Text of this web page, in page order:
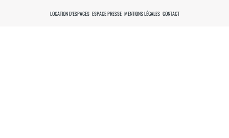
LOCATION D’ESPACES ESPACE PRESSE MENTIONS LÉGALES CONTACT